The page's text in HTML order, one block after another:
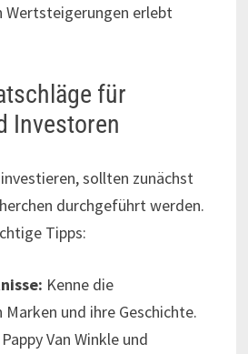
Wertsteigerungen erlebt
für
Investoren
sollten zunächst
durchgeführt werden.
Tipps:
Kenne die
und ihre Geschichte.
Van Winkle und